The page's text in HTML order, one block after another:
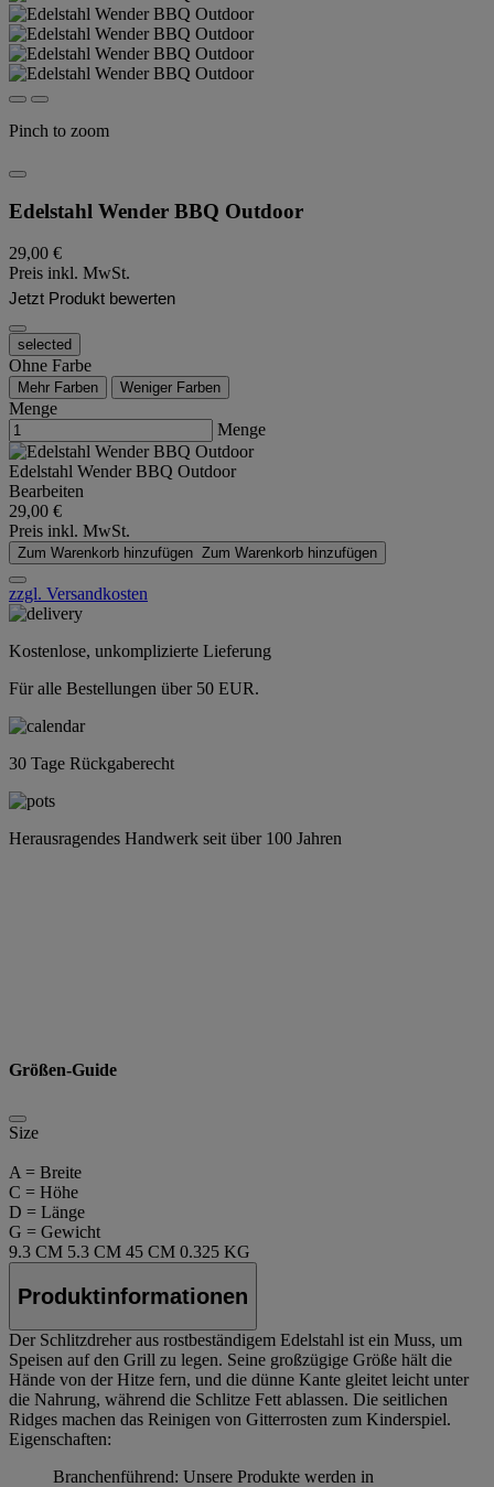
Pinch to zoom
Edelstahl Wender BBQ Outdoor
29,00 €
Preis inkl. MwSt.
Jetzt Produkt bewerten
selected
Ohne Farbe
Mehr Farben Weniger Farben
Menge
Menge
Edelstahl Wender BBQ Outdoor
Bearbeiten
29,00 €
Preis inkl. MwSt.
Zum Warenkorb hinzufügen Zum Warenkorb hinzufügen
zzgl. Versandkosten
Kostenlose, unkomplizierte Lieferung
Für alle Bestellungen über 50 EUR.
30 Tage Rückgaberecht
Herausragendes Handwerk seit über 100 Jahren
Größen-Guide
Size
A = Breite
C = Höhe
D = Länge
G = Gewicht
9.3 CM 5.3 CM 45 CM 0.325 KG
Produktinformationen
Der Schlitzdreher aus rostbeständigem Edelstahl ist ein Muss, um
Speisen auf den Grill zu legen. Seine großzügige Größe hält die
Hände von der Hitze fern, und die dünne Kante gleitet leicht unter
die Nahrung, während die Schlitze Fett ablassen. Die seitlichen
Ridges machen das Reinigen von Gitterrosten zum Kinderspiel.
Eigenschaften:
Branchenführend: Unsere Produkte werden in